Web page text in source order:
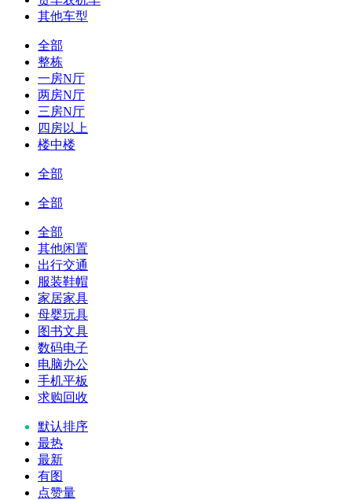
其他车型
全部
整栋
一房N厅
两房N厅
三房N厅
四房以上
楼中楼
全部
全部
全部
其他闲置
出行交通
服装鞋帽
家居家具
母婴玩具
图书文具
数码电子
电脑办公
手机平板
求购回收
默认排序
最热
最新
有图
点赞量